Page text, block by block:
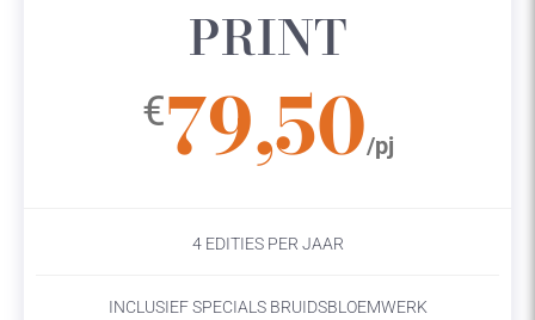
PRINT
€79,50/pj
4 EDITIES PER JAAR
INCLUSIEF SPECIALS BRUIDSBLOEMWERK